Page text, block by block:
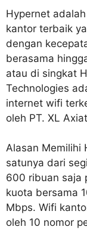
Hypernet
kantor terbaik
dengan
berasama
atau di singkat
Technologies
internet wifi
oleh PT. XL
Alasan Memilihi
satunya dari
600 ribuan saja
kuota bersama
Mbps. Wifi
oleh 10 nomor